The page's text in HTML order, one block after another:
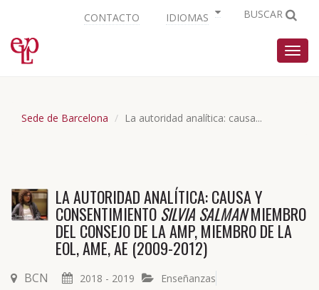
CONTACTO IDIOMAS BUSCAR
Sede de Barcelona La autoridad analítica: causa...
LA AUTORIDAD ANALÍTICA: CAUSA Y
CONSENTIMIENTO SILVIA SALMANMIEMBRO
DEL CONSEJO DE LA AMP, MIEMBRO DE LA
EOL, AME, AE (2009-2012)
BCN 2018 - 2019 Enseñanzas